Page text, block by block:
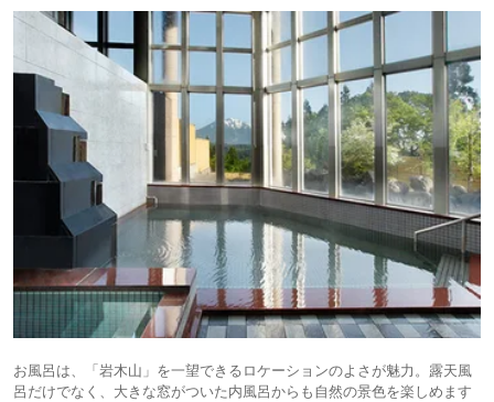
お風呂は、「岩木山」を一望できるロケーションのよさが魅力。露天風
呂だけでなく、大きな窓がついた内風呂からも自然の景色を楽しめます